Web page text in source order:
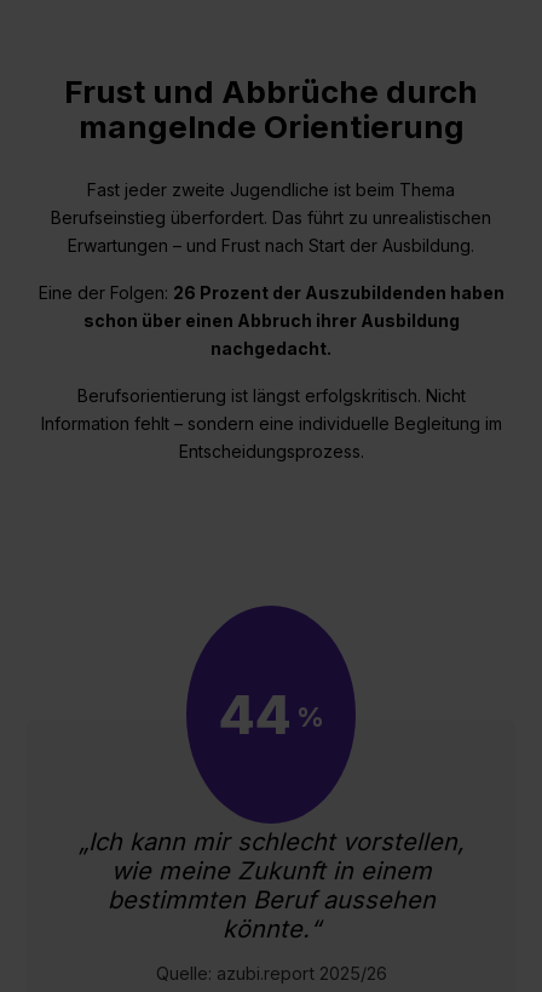
Frust und Abbrüche durch
mangelnde Orientierung
Fast jeder zweite Jugendliche ist beim Thema
Berufseinstieg überfordert. Das führt zu unrealistischen
Erwartungen – und Frust nach Start der Ausbildung.
Eine der Folgen: 26 Prozent der Auszubildenden haben
schon über einen Abbruch ihrer Ausbildung
nachgedacht.
Berufsorientierung ist längst erfolgskritisch. Nicht
Information fehlt – sondern eine individuelle Begleitung im
Entscheidungsprozess.
44 %
„Ich kann mir schlecht vorstellen,
wie meine Zukunft in einem
bestimmten Beruf aussehen
könnte.“
Quelle: azubi.report 2025/26